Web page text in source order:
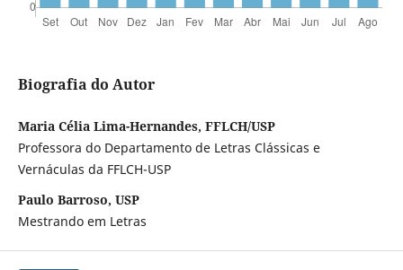
Biografia do Autor
Maria Célia Lima-Hernandes, FFLCH/USP
Professora do Departamento de Letras Clássicas e
Vernáculas da FFLCH-USP
Paulo Barroso, USP
Mestrando em Letras